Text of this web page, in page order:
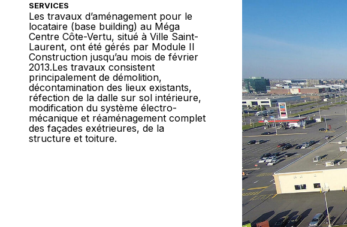
SERVICES
Les travaux d’aménagement pour le
locataire (base building) au Méga
Centre Côte-Vertu, situé à Ville Saint-
Laurent, ont été gérés par Module II
Construction jusqu’au mois de février
2013.Les travaux consistent
principalement de démolition,
décontamination des lieux existants,
réfection de la dalle sur sol intérieure,
modification du système électro-
mécanique et réaménagement complet
des façades exétrieures, de la
structure et toiture.